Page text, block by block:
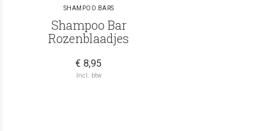
SHAMPOO BARS
Shampoo Bar
Rozenblaadjes
€ 8,95
Incl. btw